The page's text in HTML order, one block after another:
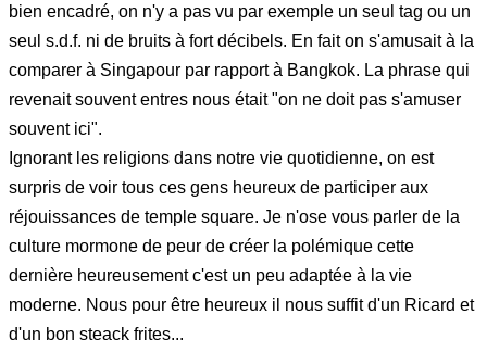
bien encadré, on n'y a pas vu par exemple un seul tag ou un
seul s.d.f. ni de bruits à fort décibels. En fait on s'amusait à la
comparer à Singapour par rapport à Bangkok. La phrase qui
revenait souvent entres nous était "on ne doit pas s'amuser
souvent ici".
Ignorant les religions dans notre vie quotidienne, on est
surpris de voir tous ces gens heureux de participer aux
réjouissances de temple square. Je n'ose vous parler de la
culture mormone de peur de créer la polémique cette
dernière heureusement c'est un peu adaptée à la vie
moderne. Nous pour être heureux il nous suffit d'un Ricard et
d'un bon steack frites...